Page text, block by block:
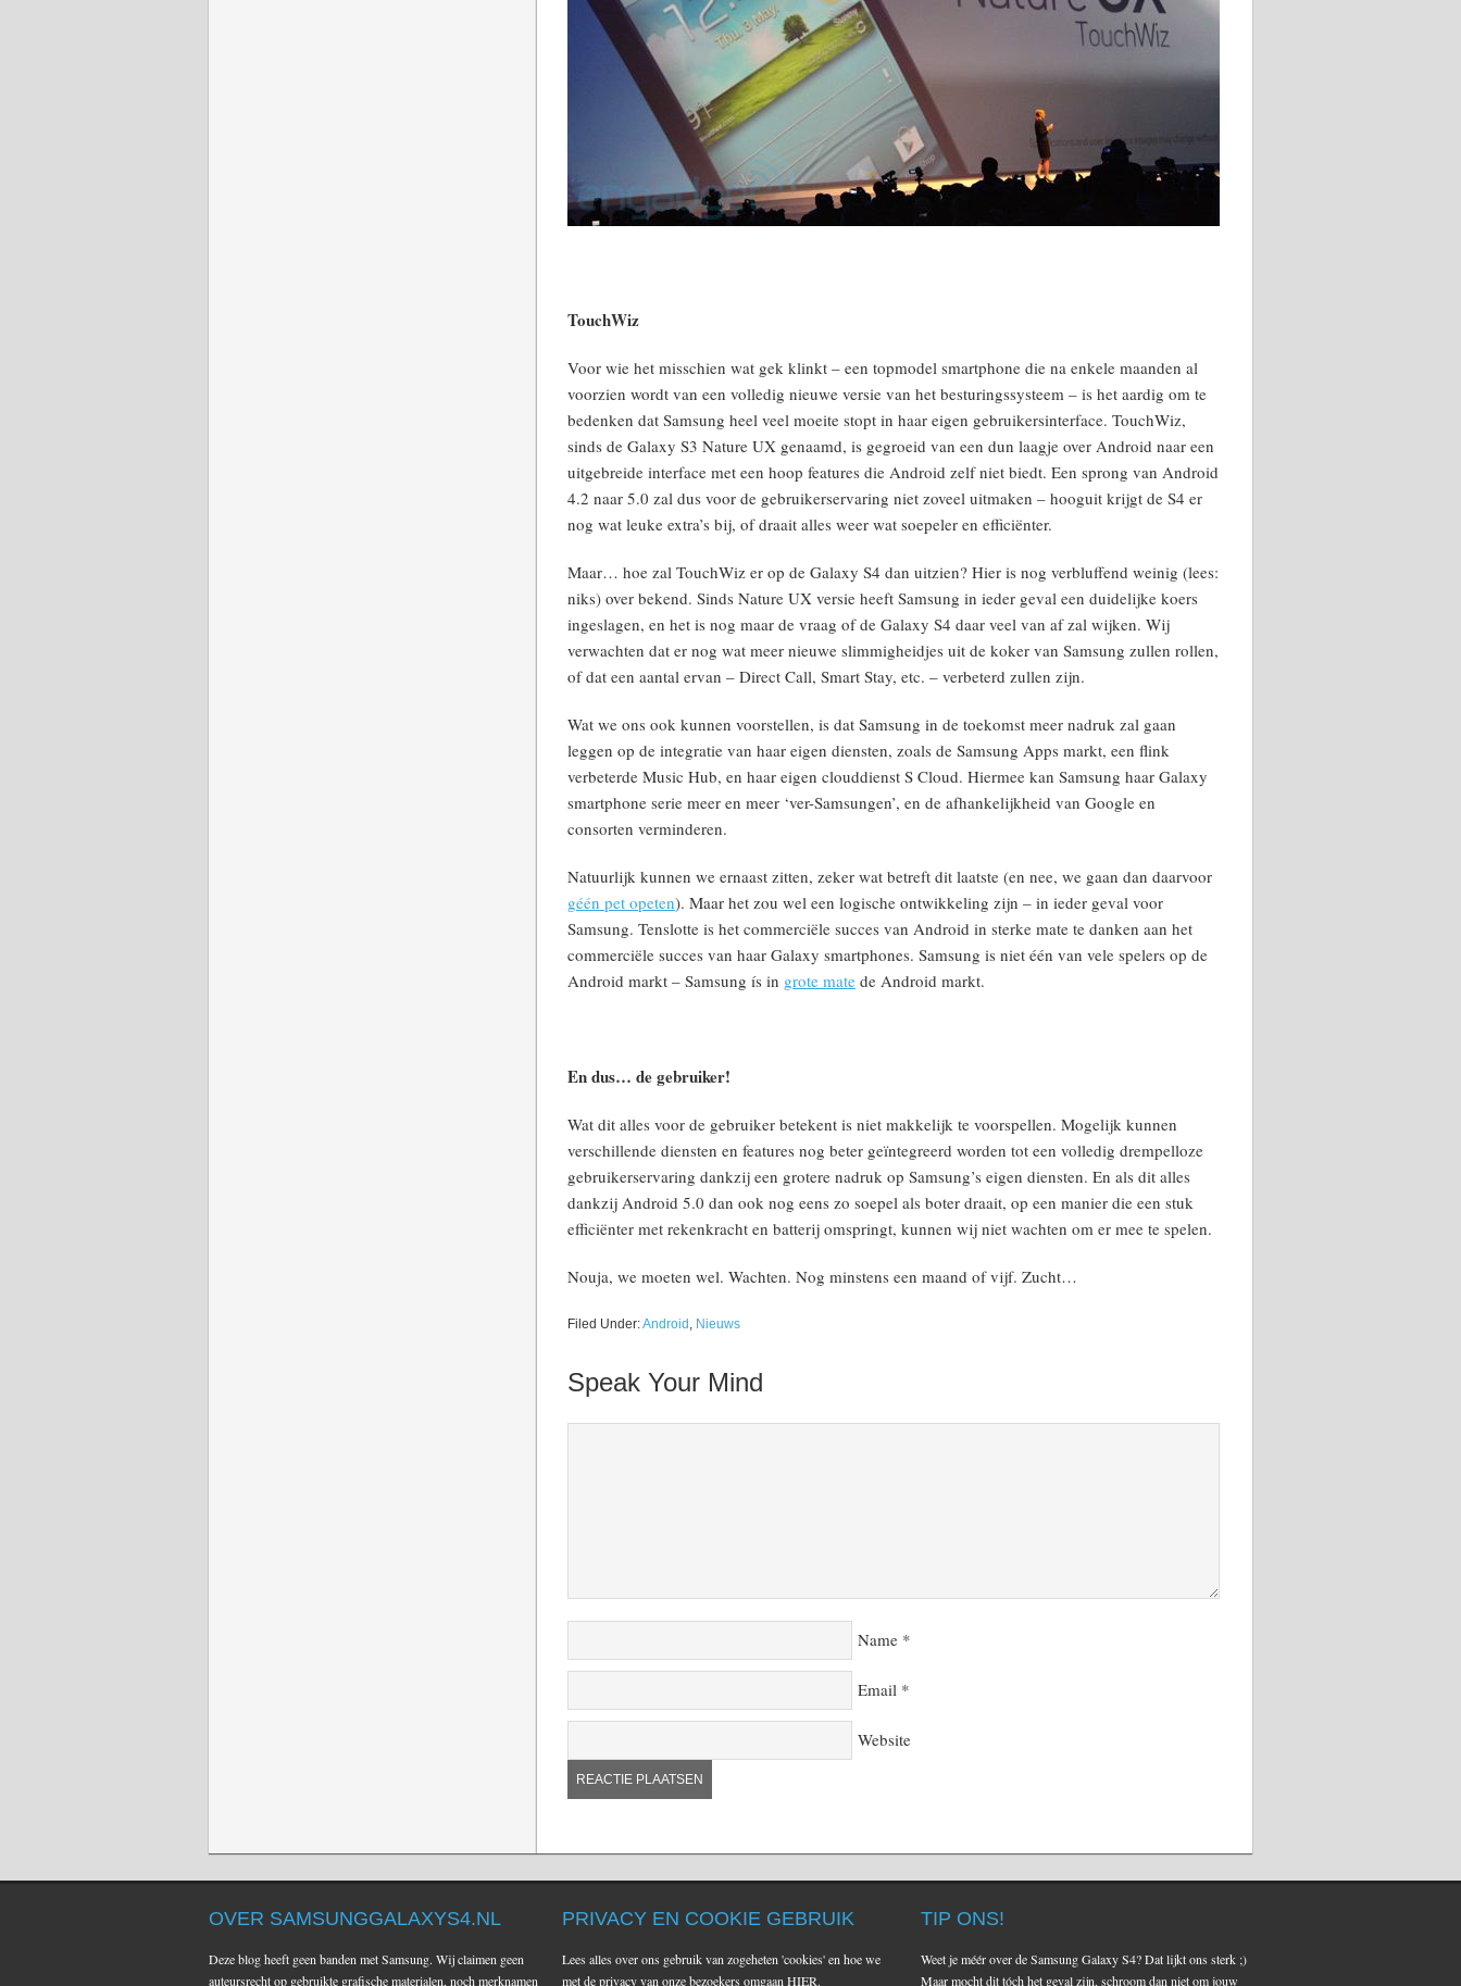
TouchWiz
Voor wie het misschien wat gek klinkt – een topmodel smartphone die na enkele maanden al
voorzien wordt van een volledig nieuwe versie van het besturingssysteem – is het aardig om te
bedenken dat Samsung heel veel moeite stopt in haar eigen gebruikersinterface. TouchWiz,
sinds de Galaxy S3 Nature UX genaamd, is gegroeid van een dun laagje over Android naar een
uitgebreide interface met een hoop features die Android zelf niet biedt. Een sprong van Android
4.2 naar 5.0 zal dus voor de gebruikerservaring niet zoveel uitmaken – hooguit krijgt de S4 er
nog wat leuke extra’s bij, of draait alles weer wat soepeler en efficiënter.
Maar… hoe zal TouchWiz er op de Galaxy S4 dan uitzien? Hier is nog verbluffend weinig (lees:
niks) over bekend. Sinds Nature UX versie heeft Samsung in ieder geval een duidelijke koers
ingeslagen, en het is nog maar de vraag of de Galaxy S4 daar veel van af zal wijken. Wij
verwachten dat er nog wat meer nieuwe slimmigheidjes uit de koker van Samsung zullen rollen,
of dat een aantal ervan – Direct Call, Smart Stay, etc. – verbeterd zullen zijn.
Wat we ons ook kunnen voorstellen, is dat Samsung in de toekomst meer nadruk zal gaan
leggen op de integratie van haar eigen diensten, zoals de Samsung Apps markt, een flink
verbeterde Music Hub, en haar eigen clouddienst S Cloud. Hiermee kan Samsung haar Galaxy
smartphone serie meer en meer ‘ver-Samsungen’, en de afhankelijkheid van Google en
consorten verminderen.
Natuurlijk kunnen we ernaast zitten, zeker wat betreft dit laatste (en nee, we gaan dan daarvoor
géén pet opeten). Maar het zou wel een logische ontwikkeling zijn – in ieder geval voor
Samsung. Tenslotte is het commerciële succes van Android in sterke mate te danken aan het
commerciële succes van haar Galaxy smartphones. Samsung is niet één van vele spelers op de
Android markt – Samsung ís in grote mate de Android markt.
En dus… de gebruiker!
Wat dit alles voor de gebruiker betekent is niet makkelijk te voorspellen. Mogelijk kunnen
verschillende diensten en features nog beter geïntegreerd worden tot een volledig drempelloze
gebruikerservaring dankzij een grotere nadruk op Samsung’s eigen diensten. En als dit alles
dankzij Android 5.0 dan ook nog eens zo soepel als boter draait, op een manier die een stuk
efficiënter met rekenkracht en batterij omspringt, kunnen wij niet wachten om er mee te spelen.
Nouja, we moeten wel. Wachten. Nog minstens een maand of vijf. Zucht…
Filed Under:Android , Nieuws
Speak Your Mind
Name *
Email *
Website
OVER SAMSUNGGALAXYS4.NL
Deze blog heeft geen banden met Samsung. Wij claimen geen
auteursrecht op gebruikte grafische materialen, noch merknamen
PRIVACY EN COOKIE GEBRUIK
Lees alles over ons gebruik van zogeheten 'cookies' en hoe we
met de privacy van onze bezoekers omgaan HIER.
TIP ONS!
Weet je méér over de Samsung Galaxy S4? Dat lijkt ons sterk ;)
Maar mocht dit tóch het geval zijn, schroom dan niet om jouw